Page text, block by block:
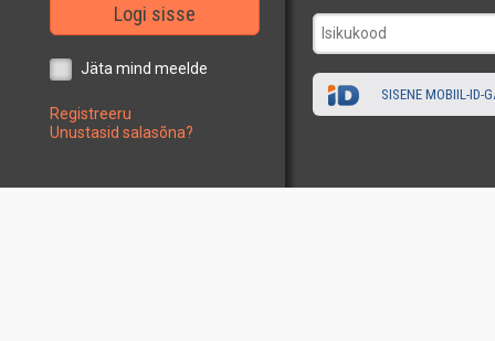
Logi sisse
Jäta mind meelde
Registreeru
Unustasid salasõna?
SISENE MOBIIL-ID-